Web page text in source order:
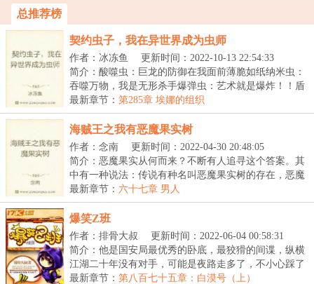
总推荐榜
契约虫子，我在异世界成为虫师
作者：冰冻鱼
更新时间：2022-10-13 22:54:33
简介：酸噬虫：巨龙的防御在我面前薄脆如纸纳米虫：
吞噬万物，我是无形杀手爆弹虫：艺术就是爆炸！！盾
甲...
最新章节： 第285章 埃娜的组织
海贼王之我有恶魔果实树
作者：念南
更新时间：2022-04-30 20:48:05
简介：恶魔果实从何而来？不断有人追寻这个答案。其
中有一种说法：传说有种名叫恶魔果实树的存在，恶魔
果...
最新章节： 六十七章 男人
爆笑Z班
作者：排骨大叔
更新时间：2022-06-04 00:58:31
简介：他是国安局最优秀的卧底，最狡猾的间谍，纵横
江湖二十年没有对手，可能是夜路走多了，不小心踩了
一...
最新章节： 第八百七十五章：白漠号（上）